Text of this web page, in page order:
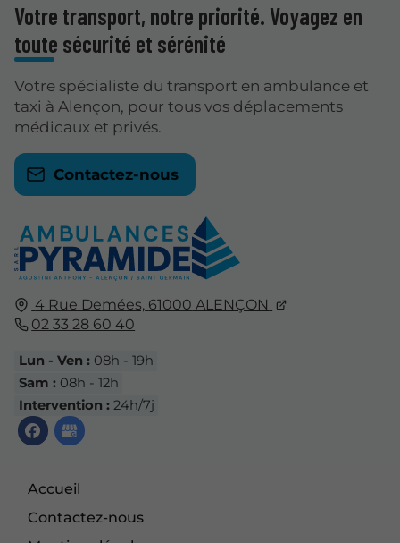
4 Rue Demées, 61000 ALENÇON
02 33 28 60 40
Lun - Ven :08h - 19h
Sam :08h - 12h
Intervention :24h/7j
Accueil
Contactez-nous
Votre transport, notre priorité. Voyagez en
toute sécurité et sérénité
Votre spécialiste du transport en ambulance et
taxi à Alençon, pour tous vos déplacements
médicaux et privés.
Contactez-nous